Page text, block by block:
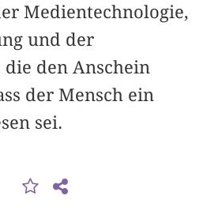
Medientechnologie,
und der
die den Anschein
der Mensch ein
sei.